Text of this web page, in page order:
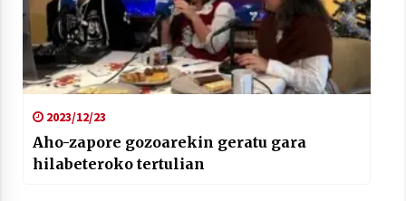
2023/12/23
Aho-zapore gozoarekin geratu gara
hilabeteroko tertulian